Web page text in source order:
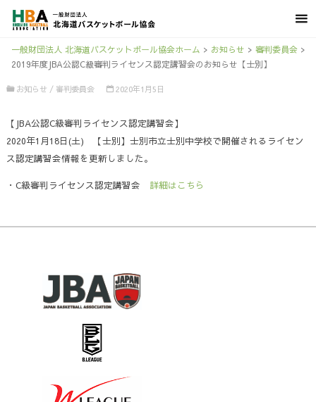
一般財団法人 北海道バスケットボール協会ホーム > お知らせ > 審判委員会>
2019年度JBA公認C級審判ライセンス認定講習会のお知らせ【士別】
お知らせ / 審判委員会 2020年1月5日
【JBA公認C級審判ライセンス認定講習会】
2020年1月18日(土) 【士別】士別市立士別中学校で開催されるライセン
ス認定講習会情報を更新しました。
・C級審判ライセンス認定講習会 詳細はこちら